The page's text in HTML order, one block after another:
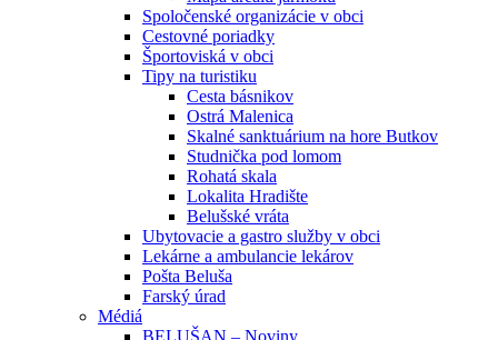
Spoločenské organizácie v obci
Cestovné poriadky
Športoviská v obci
Tipy na turistiku
Cesta básnikov
Ostrá Malenica
Skalné sanktuárium na hore Butkov
Studnička pod lomom
Rohatá skala
Lokalita Hradište
Belušské vráta
Ubytovacie a gastro služby v obci
Lekárne a ambulancie lekárov
Pošta Beluša
Farský úrad
Médiá
BELUŠAN – Noviny